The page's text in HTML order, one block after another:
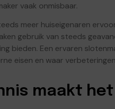
vaak onmisbaar.
meer huiseigenaren
gebruik van steeds
bieden. Een ervaren
eisen en waar
maakt